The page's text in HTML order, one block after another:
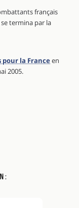
français
termina par la
pour la Franceen
2005.
: